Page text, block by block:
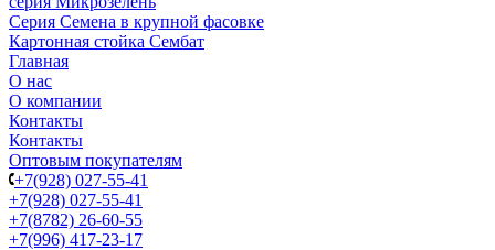
Серия Семена в крупной фасовке
Картонная стойка Сембат
Главная
О нас
О компании
Контакты
Контакты
Оптовым покупателям
+7(928) 027-55-41
+7(928) 027-55-41
+7(8782) 26-60-55
+7(996) 417-23-17